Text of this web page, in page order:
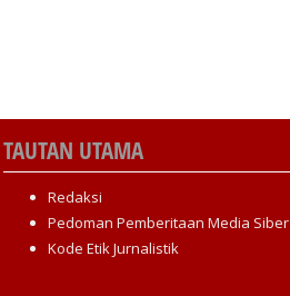
TAUTAN UTAMA
Redaksi
Pedoman Pemberitaan Media Siber
Kode Etik Jurnalistik